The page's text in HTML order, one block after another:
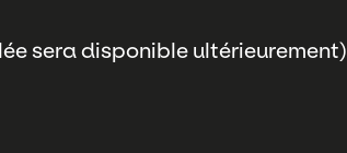
sera disponible ultérieurement)